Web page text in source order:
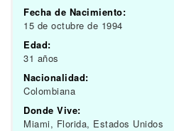
Fecha de Nacimiento:
15 de octubre de 1994
Edad:
31 años
Nacionalidad:
Colombiana
Donde Vive:
Miami, Florida, Estados Unidos